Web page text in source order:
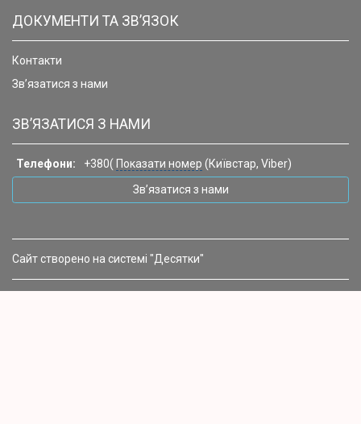
ДОКУМЕНТИ ТА ЗВ’ЯЗОК
Контакти
Зв’язатися з нами
ЗВ’ЯЗАТИСЯ З НАМИ
Телефони: +380( Показати номер (Київстар, Viber)
Зв’язатися з нами
Сайт створено на системі "Десятки"